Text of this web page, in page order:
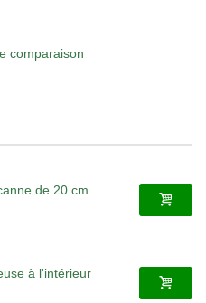
comparaison
de 20 cm
à l'intérieur